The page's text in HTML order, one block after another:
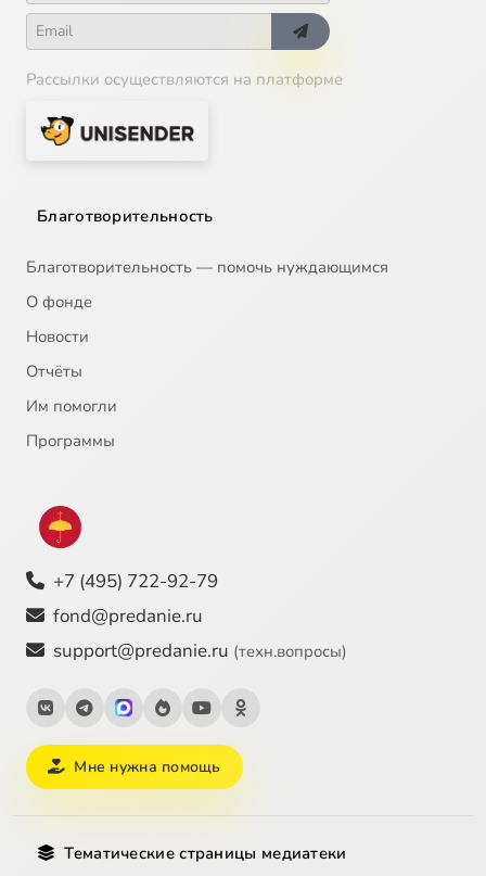
Рассылки осуществляются на платформе
Благотворительность
Благотворительность — помочь нуждающимся
О фонде
Новости
Отчёты
Им помогли
Программы
+7 (495) 722-92-79
fond@predanie.ru
support@predanie.ru (техн.вопросы)
Мне нужна помощь
Тематические страницы медиатеки